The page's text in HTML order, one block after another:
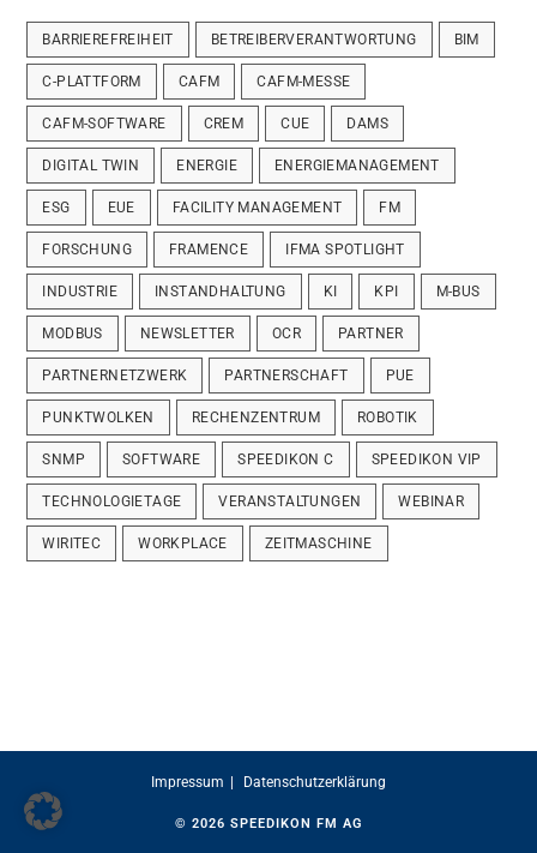
BARRIEREFREIHEIT BETREIBERVERANTWORTUNG BIM
C-PLATTFORM CAFM CAFM-MESSE
CAFM-SOFTWARE CREM CUE DAMS
DIGITAL TWIN ENERGIE ENERGIEMANAGEMENT
ESG EUE FACILITY MANAGEMENT FM
FORSCHUNG FRAMENCE IFMA SPOTLIGHT
INDUSTRIE INSTANDHALTUNG KI KPI M-BUS
MODBUS NEWSLETTER OCR PARTNER
PARTNERNETZWERK PARTNERSCHAFT PUE
PUNKTWOLKEN RECHENZENTRUM ROBOTIK
SNMP SOFTWARE SPEEDIKON C SPEEDIKON VIP
TECHNOLOGIETAGE VERANSTALTUNGEN WEBINAR
WIRITEC WORKPLACE ZEITMASCHINE
Impressum Datenschutzerklärung
© 2026 SPEEDIKON FM AG